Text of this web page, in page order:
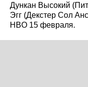
Дункан Высокий
Эгг (Декстер Сол
HBO 15 февраля.